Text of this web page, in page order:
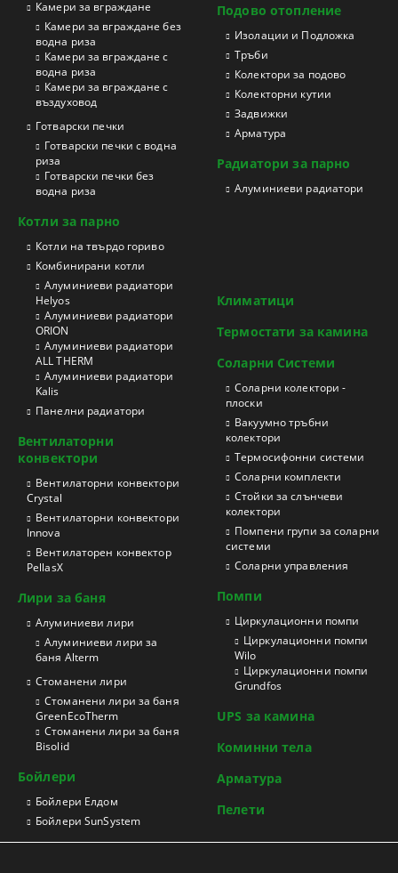
Камери за вграждане
Камери за вграждане без
водна риза
Камери за вграждане с
водна риза
Камери за вграждане с
въздуховод
Готварски печки
Готварски печки с водна
риза
Готварски печки без
водна риза
Котли за парно
Котли на твърдо гориво
Kомбинирани котли
Подово отопление
Изолации и Подложка
Тръби
Колектори за подово
Колекторни кутии
Задвижки
Арматура
Радиатори за парно
Aлуминиеви радиатори
Aлуминиеви радиатори
Helyos
Aлуминиеви радиатори
ORION
Aлуминиеви радиатори
ALL THERM
Aлуминиеви радиатори
Kalis
Панелни радиатори
Вентилаторни
конвектори
Вентилаторни конвектори
Crystal
Вентилаторни конвектори
Innova
Вентилаторен конвектор
PellasX
Лири за баня
Aлуминиеви лири
Алуминиеви лири за
баня Alterm
Стоманени лири
Стоманени лири за баня
GreenEcoTherm
Стоманени лири за баня
Bisolid
Бойлери
Бойлери Елдом
Бойлери SunSystem
Климатици
Термостати за камина
Соларни Системи
Соларни колектори -
плоски
Вакуумно тръбни
колектори
Термосифонни системи
Соларни комплекти
Стойки за слънчеви
колектори
Помпени групи за соларни
системи
Соларни управления
Помпи
Циркулационни помпи
Циркулационни помпи
Wilo
Циркулационни помпи
Grundfos
UPS за камина
Коминни тела
Арматура
Пелети